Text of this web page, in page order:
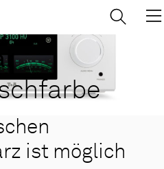
ist möglich
→ ×